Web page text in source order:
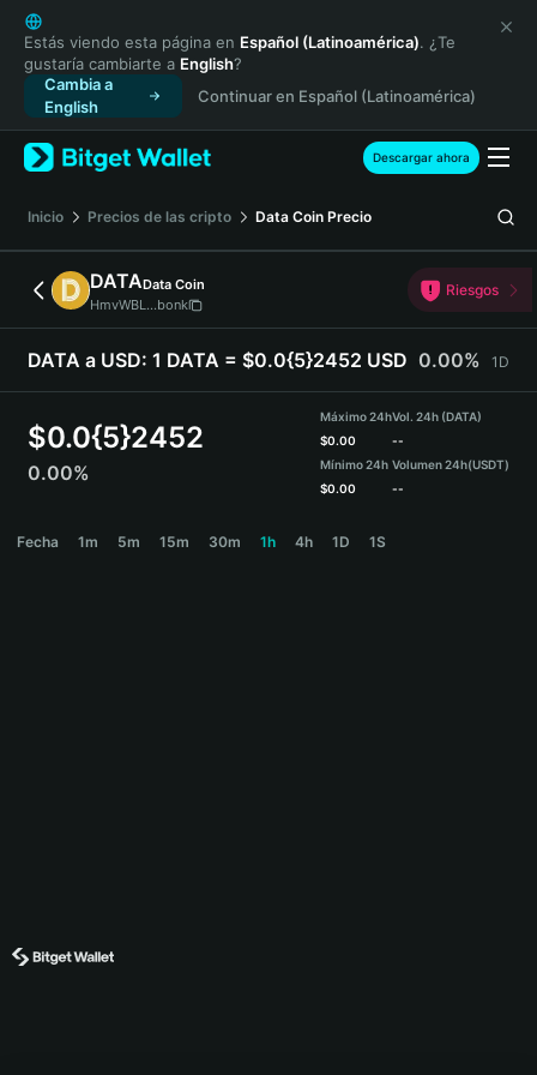
English
日本語
Tiếng Việt
Русский
Español (Latinoamérica)
Türkçe
Français
Deutsch
简体中文
繁體中文
Português (Portugal)
Bahasa Indonesia
ภาษาไทย
Español
Español (Argentina)
Estás viendo esta página en Español (Latinoamérica). ¿Te
gustaría cambiarte a English?
Cambia a
English
Continuar en Español (Latinoamérica)
Descargar ahora
Inicio Precios de las cripto Data Coin Precio
DATAData Coin
HmvWBL...bonk
Riesgos
DATA a USD: 1 DATA = $0.0{5}2452 USD 0.00% 1D
$0.0{5}2452
0.00%
Máximo 24h
$0.00
Mínimo 24h
$0.00
Vol. 24h (DATA)
--
Volumen 24h(USDT)
--
Fecha 1m 5m 15m 30m 1h 4h 1D 1S